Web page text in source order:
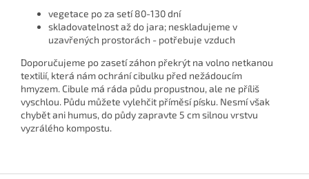
vegetace po za setí 80-130 dní
skladovatelnost až do jara; neskladujeme v
uzavřených prostorách - potřebuje vzduch
Doporučujeme po zasetí záhon překrýt na volno netkanou
textilií, která nám ochrání cibulku před nežádoucím
hmyzem. Cibule má ráda půdu propustnou, ale ne příliš
vyschlou. Půdu můžete vylehčit příměsí písku. Nesmí však
chybět ani humus, do půdy zapravte 5 cm silnou vrstvu
vyzrálého kompostu.